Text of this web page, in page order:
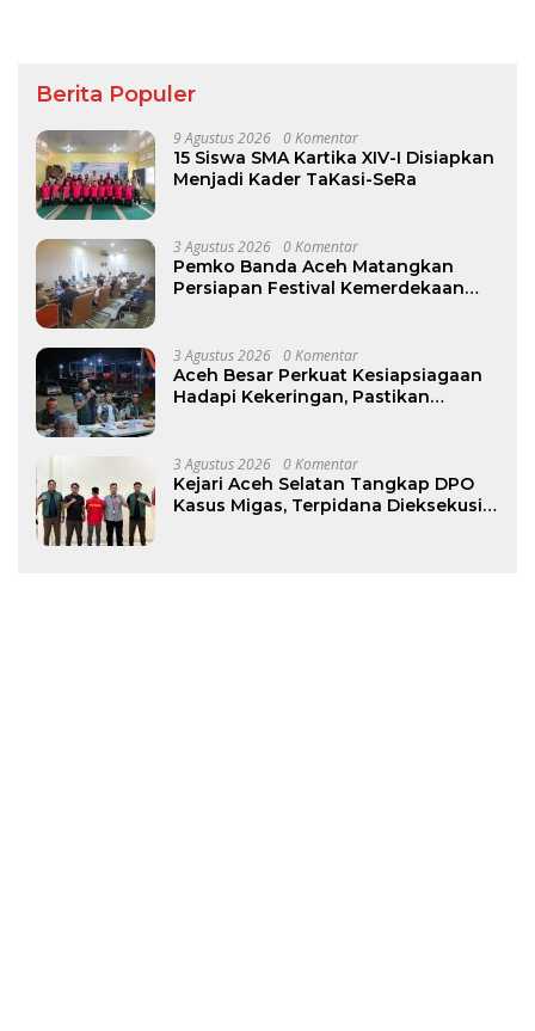
Berita Populer
9 Agustus 2026 0 Komentar
15 Siswa SMA Kartika XIV-I Disiapkan
Menjadi Kader TaKasi-SeRa
3 Agustus 2026 0 Komentar
Pemko Banda Aceh Matangkan
Persiapan Festival Kemerdekaan
3 Agustus 2026 0 Komentar
Aceh Besar Perkuat Kesiapsiagaan
Hadapi Kekeringan, Pastikan
3 Agustus 2026 0 Komentar
Kejari Aceh Selatan Tangkap DPO
Kasus Migas, Terpidana Dieksekusi